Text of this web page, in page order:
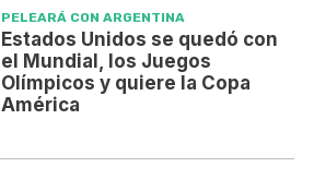
PELEARÁ CON ARGENTINA
Estados Unidos se quedó con
el Mundial, los Juegos
Olímpicos y quiere la Copa
América